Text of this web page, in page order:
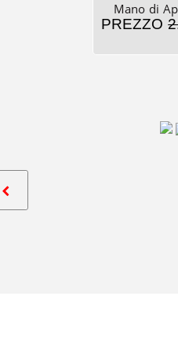
Mano di
PREZZO